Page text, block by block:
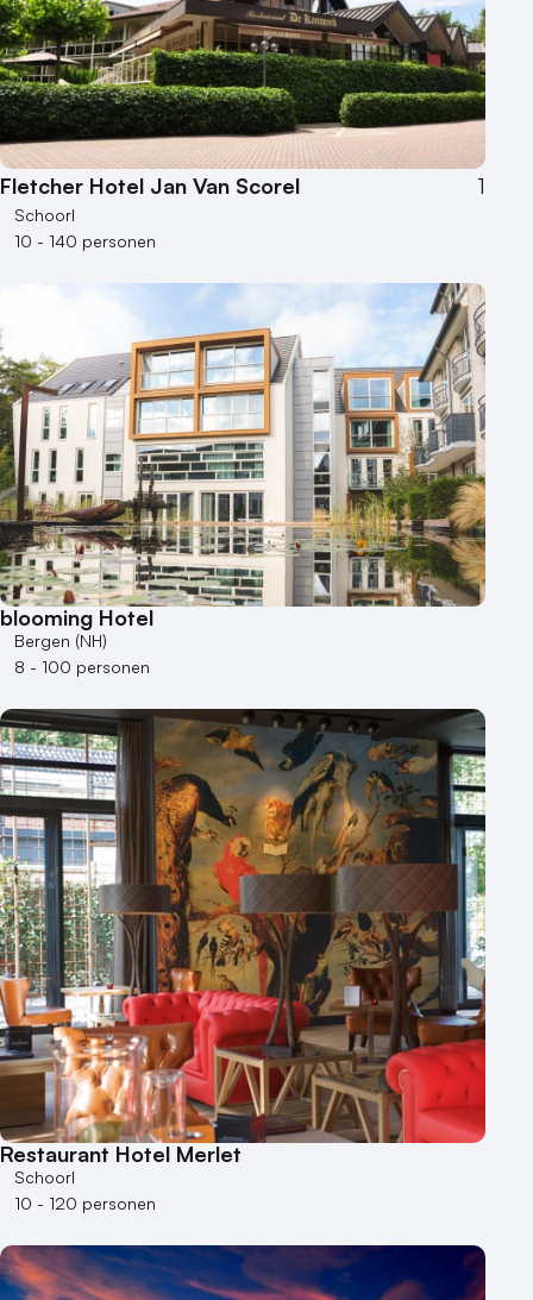
Theater
Varende locatie
Fletcher Hotel Jan Van Scorel 1
Schoorl
10 - 140 personen
blooming Hotel
Bergen (NH)
8 - 100 personen
Restaurant Hotel Merlet
Schoorl
10 - 120 personen